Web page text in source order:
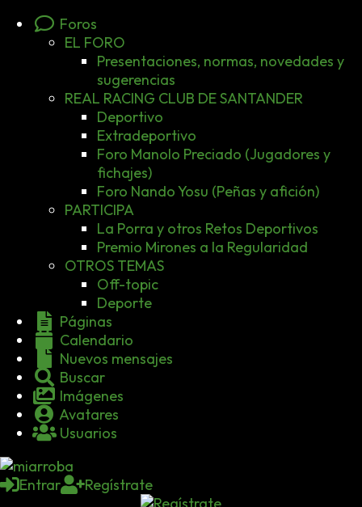
Foros
EL FORO
Presentaciones, normas, novedades y
sugerencias
REAL RACING CLUB DE SANTANDER
Deportivo
Extradeportivo
Foro Manolo Preciado (Jugadores y
fichajes)
Foro Nando Yosu (Peñas y afición)
PARTICIPA
La Porra y otros Retos Deportivos
Premio Mirones a la Regularidad
OTROS TEMAS
Off-topic
Deporte
Páginas
Calendario
Nuevos mensajes
Buscar
Imágenes
Avatares
Usuarios
Entrar Regístrate